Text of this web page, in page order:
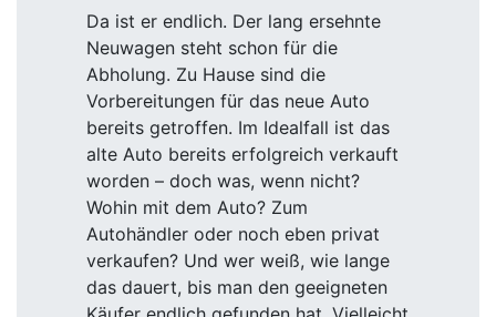
Da ist er endlich. Der lang ersehnte
Neuwagen steht schon für die
Abholung. Zu Hause sind die
Vorbereitungen für das neue Auto
bereits getroffen. Im Idealfall ist das
alte Auto bereits erfolgreich verkauft
worden – doch was, wenn nicht?
Wohin mit dem Auto? Zum
Autohändler oder noch eben privat
verkaufen? Und wer weiß, wie lange
das dauert, bis man den geeigneten